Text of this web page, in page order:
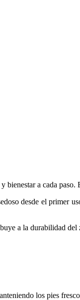
a cada
desde el primer
a la durabilidad del
los pies